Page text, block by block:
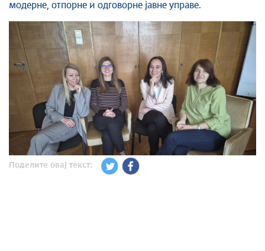
модерне, отпорне и одговорне јавне управе.
Поделите овај текст: